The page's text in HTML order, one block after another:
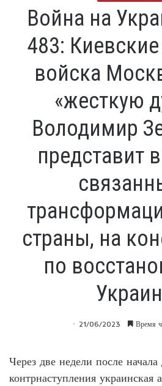
Война на
483:
войска
«жесткую
Володимир
представит
страны, на
по
21/06/2023 Время
Через две недели после
контрнаступления украинская